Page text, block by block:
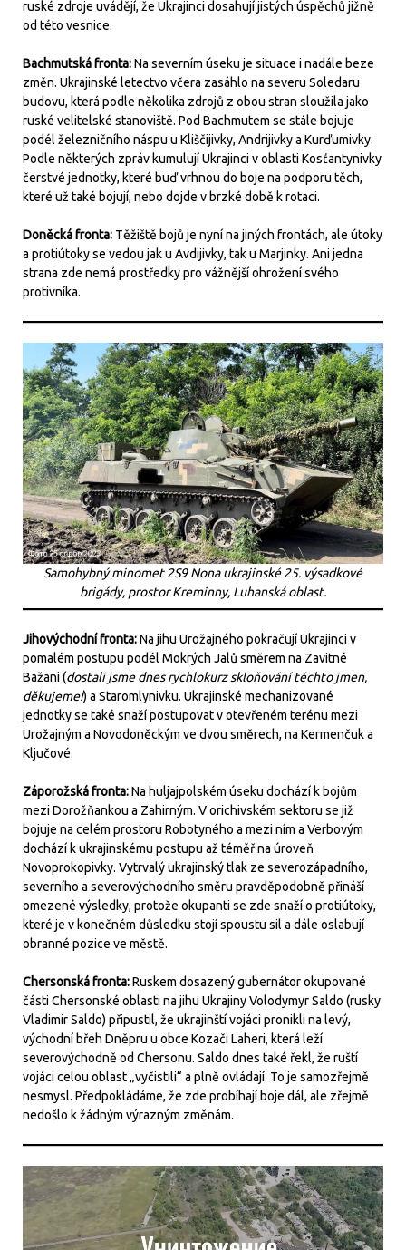
ruské zdroje uvádějí, že Ukrajinci dosahují jistých úspěchů jižně
od této vesnice.
Bachmutská fronta:Na severním úseku je situace i nadále beze
změn. Ukrajinské letectvo včera zasáhlo na severu Soledaru
budovu, která podle několika zdrojů z obou stran sloužila jako
ruské velitelské stanoviště. Pod Bachmutem se stále bojuje
podél železničního náspu u Kliščijivky, Andrijivky a Kurďumivky.
Podle některých zpráv kumulují Ukrajinci v oblasti Kosťantynivky
čerstvé jednotky, které buď vrhnou do boje na podporu těch,
které už také bojují, nebo dojde v brzké době k rotaci.
Doněcká fronta: Těžiště bojů je nyní na jiných frontách, ale útoky
a protiútoky se vedou jak u Avdijivky, tak u Marjinky. Ani jedna
strana zde nemá prostředky pro vážnější ohrožení svého
protivníka.
Samohybný minomet 2S9 Nona ukrajinské 25. výsadkové
brigády, prostor Kreminny, Luhanská oblast.
Jihovýchodní fronta:Na jihu Urožajného pokračují Ukrajinci v
pomalém postupu podél Mokrých Jalů směrem na Zavitné
Bažani (dostali jsme dnes rychlokurz skloňování těchto jmen,
děkujeme!) a Staromlynivku. Ukrajinské mechanizované
jednotky se také snaží postupovat v otevřeném terénu mezi
Urožajným a Novodoněckým ve dvou směrech, na Kermenčuk a
Ključové.
Záporožská fronta:Na huljajpolském úseku dochází k bojům
mezi Dorožňankou a Zahirným. V orichivském sektoru se již
bojuje na celém prostoru Robotyného a mezi ním a Verbovým
dochází k ukrajinskému postupu až téměř na úroveň
Novoprokopivky. Vytrvalý ukrajinský tlak ze severozápadního,
severního a severovýchodního směru pravděpodobně přináší
omezené výsledky, protože okupanti se zde snaží o protiútoky,
které je v konečném důsledku stojí spoustu sil a dále oslabují
obranné pozice ve městě.
Chersonská fronta:Ruskem dosazený gubernátor okupované
části Chersonské oblasti na jihu Ukrajiny Volodymyr Saldo (rusky
Vladimir Saldo) připustil, že ukrajinští vojáci pronikli na levý,
východní břeh Dněpru u obce Kozači Laheri, která leží
severovýchodně od Chersonu. Saldo dnes také řekl, že ruští
vojáci celou oblast „vyčistili“ a plně ovládají. To je samozřejmě
nesmysl. Předpokládáme, že zde probíhají boje dál, ale zřejmě
nedošlo k žádným výrazným změnám.